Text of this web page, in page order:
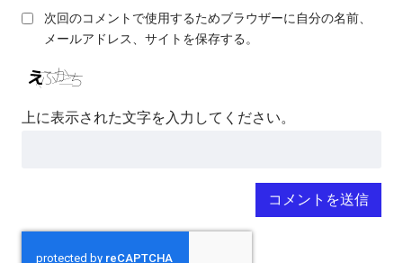
次回のコメントで使用するためブラウザーに自分の名前、
メールアドレス、サイトを保存する。
上に表示された文字を入力してください。